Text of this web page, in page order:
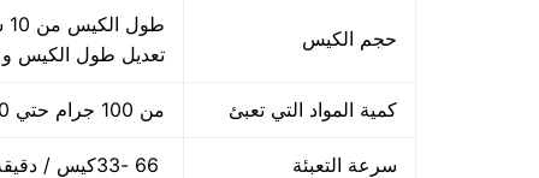
حجم الكيس
تعديل طول الكيس
كمية المواد التي تعبئ من 100 جرام حتي 1000 جرام واحد كيلو
سرعة التعبئة